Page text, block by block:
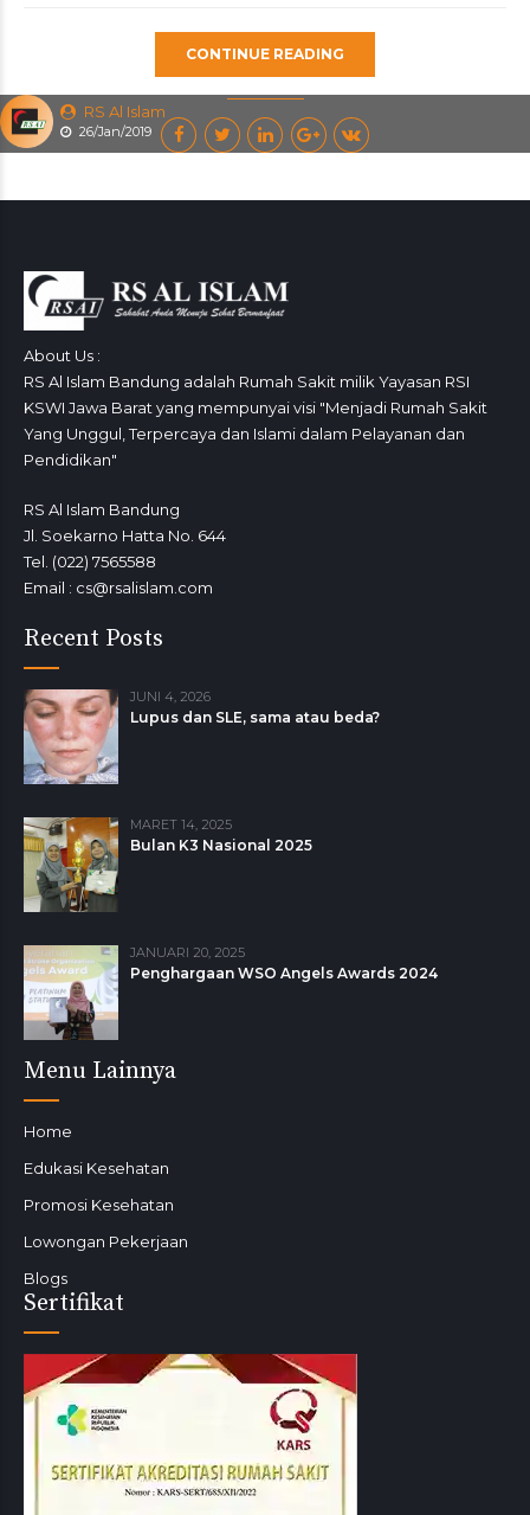
RS Al Islam
26/Jan/2019
CONTINUE READING
About Us :
RS Al Islam Bandung adalah Rumah Sakit milik Yayasan RSI
KSWI Jawa Barat yang mempunyai visi "Menjadi Rumah Sakit
Yang Unggul, Terpercaya dan Islami dalam Pelayanan dan
Pendidikan"
RS Al Islam Bandung
Jl. Soekarno Hatta No. 644
Tel. (022) 7565588
Email : cs@rsalislam.com
Recent Posts
JUNI 4, 2026
Lupus dan SLE, sama atau beda?
MARET 14, 2025
Bulan K3 Nasional 2025
JANUARI 20, 2025
Penghargaan WSO Angels Awards 2024
Menu Lainnya
Home
Edukasi Kesehatan
Promosi Kesehatan
Lowongan Pekerjaan
Blogs
Sertifikat